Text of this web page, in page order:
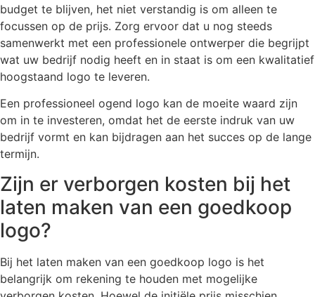
budget te blijven, het niet verstandig is om alleen te
focussen op de prijs. Zorg ervoor dat u nog steeds
samenwerkt met een professionele ontwerper die begrijpt
wat uw bedrijf nodig heeft en in staat is om een kwalitatief
hoogstaand logo te leveren.
Een professioneel ogend logo kan de moeite waard zijn
om in te investeren, omdat het de eerste indruk van uw
bedrijf vormt en kan bijdragen aan het succes op de lange
termijn.
Zijn er verborgen kosten bij het
laten maken van een goedkoop
logo?
Bij het laten maken van een goedkoop logo is het
belangrijk om rekening te houden met mogelijke